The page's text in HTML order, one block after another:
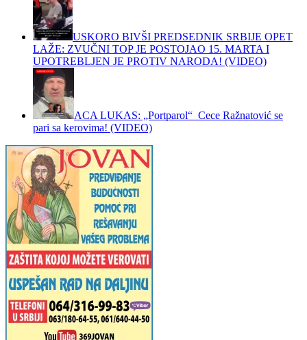
USKORO BIVŠI PREDSEDNIK SRBIJE OPET
LAŽE: ZVUČNI TOP JE POSTOJAO 15. MARTA I
UPOTREBLJEN JE PROTIV NARODA! (VIDEO)
ACA LUKAS: „Portparol“ Cece Ražnatović se
pari sa kerovima! (VIDEO)